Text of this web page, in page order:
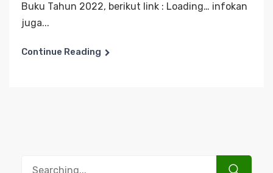
Buku Tahun 2022, berikut link : Loading… infokan
juga...
Continue Reading